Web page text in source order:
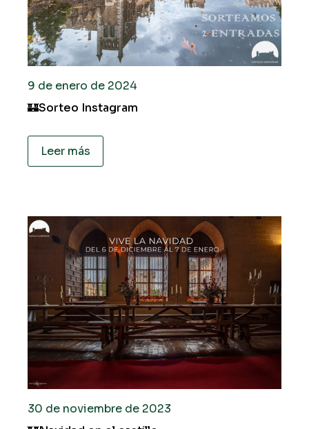
9 de enero de 2024
🏰Sorteo Instagram
Leer más
30 de noviembre de 2023